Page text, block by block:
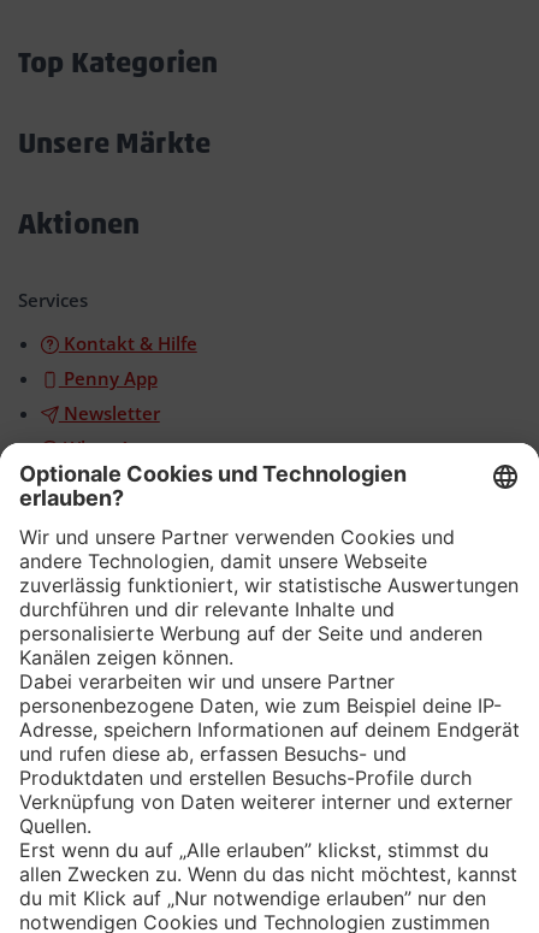
Top Kategorien
Unsere Märkte
Aktionen
Services
Kontakt & Hilfe
Penny App
Newsletter
WhatsApp
App
Eishockey